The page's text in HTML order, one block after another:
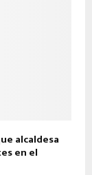
alcaldesa
en el